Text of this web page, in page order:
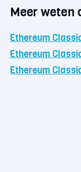
Meer weten
Ethereum
Ethereum
Ethereum